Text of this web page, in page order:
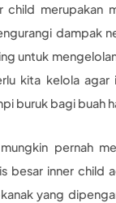
child merupakan
dampak
untuk
kita kelola agar
buruk bagi buah
pernah
besar inner child
yang